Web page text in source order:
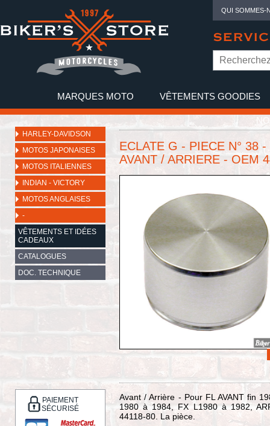
QUI SOMMES-
MARQUES MOTO VÊTEMENTS GOODIES
HARLEY-DAVIDSON
MOTOS JAPONAISES
MOTOS ITALIENNES
INDIAN - VICTORY
MOTOS ANGLAISES
-
VÊTEMENTS ET IDÉES
CADEAUX
CATALOGUES
DOC. TECHNIQUE
PAIEMENT
SÉCURISÉ
ECLATE G - PIECE N° 38
AVANT / ARRIERE - OEM
Avant / Arrière - Pour FL AVANT fin
1980 à 1984, FX L1980 à 1982,
44118-80. La pièce.